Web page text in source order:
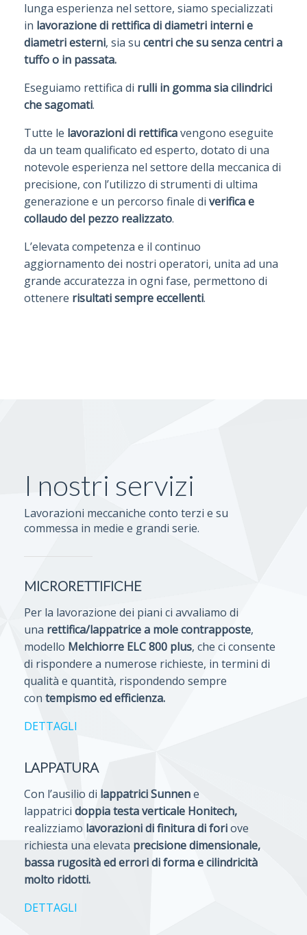
lunga esperienza nel settore, siamo specializzati
in lavorazione di rettifica di diametri interni e
diametri esterni, sia su centri che su senza centri a
tuffo o in passata.
Eseguiamo rettifica di rulli in gomma sia cilindrici
che sagomati.
Tutte le lavorazioni di rettificavengono eseguite
da un team qualificato ed esperto, dotato di una
notevole esperienza nel settore della meccanica di
precisione, con l’utilizzo di strumenti di ultima
generazione e un percorso finale di verifica e
collaudo del pezzo realizzato.
L’elevata competenza e il continuo
aggiornamento dei nostri operatori, unita ad una
grande accuratezza in ogni fase, permettono di
ottenere risultati sempre eccellenti.
I nostri servizi
Lavorazioni meccaniche conto terzi e su
commessa in medie e grandi serie.
MICRORETTIFICHE
Per la lavorazione dei piani ci avvaliamo di
una rettifica/lappatrice a mole contrapposte,
modello Melchiorre ELC 800 plus, che ci consente
di rispondere a numerose richieste, in termini di
qualità e quantità, rispondendo sempre
con tempismo ed efficienza.
DETTAGLI
LAPPATURA
Con l’ausilio di lappatrici Sunnene
lappatrici doppia testa verticale Honitech,
realizziamo lavorazioni di finitura di foriove
richiesta una elevata precisione dimensionale,
bassa rugosità ed errori di forma e cilindricità
molto ridotti.
DETTAGLI